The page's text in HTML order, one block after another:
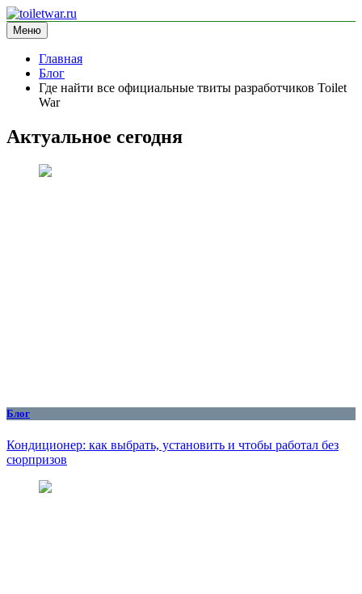
Перейти
к
содержимому
toiletwar.ru
информационный сайт
Меню
Главная
Блог
Где найти все официальные твиты разработчиков Toilet
War
Актуальное сегодня
Блог
Кондиционер: как выбрать, установить и чтобы работал без
сюрпризов